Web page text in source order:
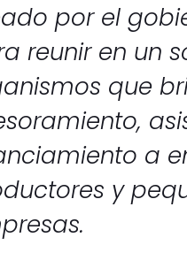
por el
reunir en un
que
a
y